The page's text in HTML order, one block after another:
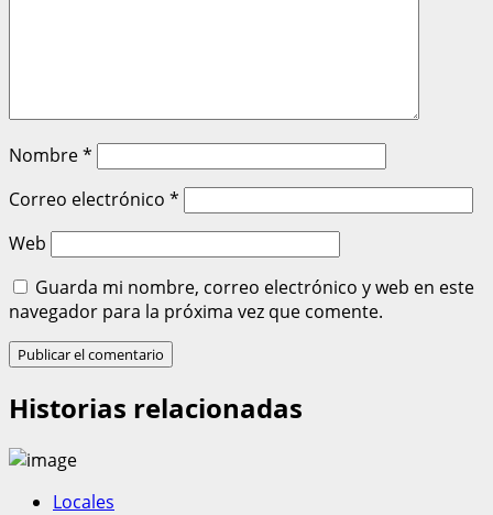
Nombre*
Correo electrónico *
Web
Guarda mi nombre, correo electrónico y web en este
navegador para la próxima vez que comente.
Historias relacionadas
Locales